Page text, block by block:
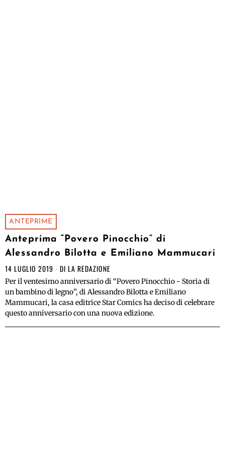
ANTEPRIME
Anteprima “Povero Pinocchio” di
Alessandro Bilotta e Emiliano Mammucari
14 LUGLIO 2019 DI LA REDAZIONE
Per il ventesimo anniversario di “Povero Pinocchio - Storia di
un bambino di legno”, di Alessandro Bilotta e Emiliano
Mammucari, la casa editrice Star Comics ha deciso di celebrare
questo anniversario con una nuova edizione.